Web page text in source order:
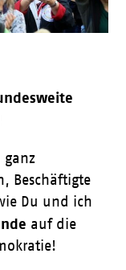
ganz
Beschäftigte
Du und ich
auf die